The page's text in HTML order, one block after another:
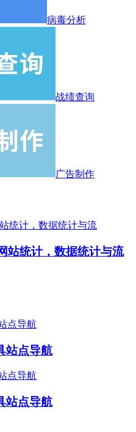
病毒分析
战绩查询
广告制作
站统计，数据统计与流
站点导航
站点导航